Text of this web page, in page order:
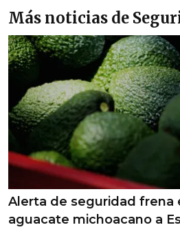
Más noticias de
Alerta de seguridad frena
aguacate michoacano a